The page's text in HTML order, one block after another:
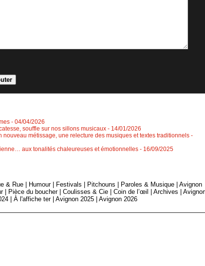
- 04/04/2026
souffle sur nos sillons musicaux - 14/01/2026
métissage, une relecture des musiques et textes traditionnels -
aux tonalités chaleureuses et émotionnelles - 16/09/2025
& Rue Humour Festivals Pitchouns Paroles & Musique |Avignon
Pièce du boucher |Coulisses & Cie |Coin de l’œil |Archives |
|À l'affiche ter |Avignon 2025 |Avignon 2026